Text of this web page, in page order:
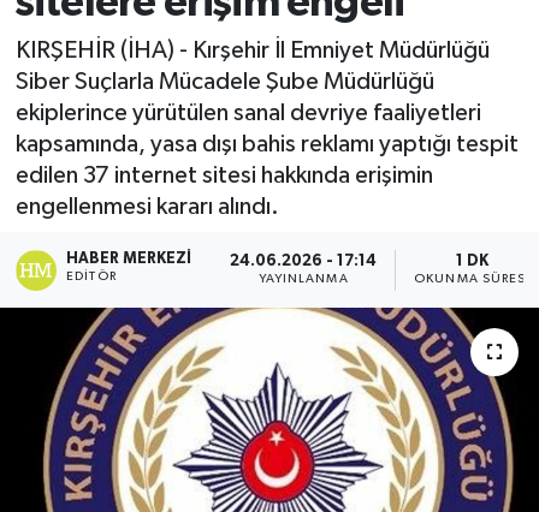
KIRŞEHİR (İHA) - Kırşehir İl Emniyet Müdürlüğü
Siber Suçlarla Mücadele Şube Müdürlüğü
ekiplerince yürütülen sanal devriye faaliyetleri
kapsamında, yasa dışı bahis reklamı yaptığı tespit
edilen 37 internet sitesi hakkında erişimin
engellenmesi kararı alındı.
HABER MERKEZI
EDITÖR
24.06.2026 - 17:14
YAYINLANMA
1 DK
OKUNMA SÜRESI
Ekonomi
Sağlık
Tokat Haber